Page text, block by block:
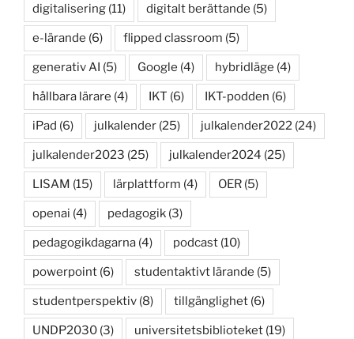
digitalisering (11) digitalt berättande (5)
e-lärande (6) flipped classroom (5)
generativ AI (5) Google (4) hybridläge (4)
hållbara lärare (4) IKT (6) IKT-podden (6)
iPad (6) julkalender (25) julkalender2022 (24)
julkalender2023 (25) julkalender2024 (25)
LISAM (15) lärplattform (4) OER (5)
openai (4) pedagogik (3)
pedagogikdagarna (4) podcast (10)
powerpoint (6) studentaktivt lärande (5)
studentperspektiv (8) tillgänglighet (6)
UNDP2030 (3) universitetsbiblioteket (19)